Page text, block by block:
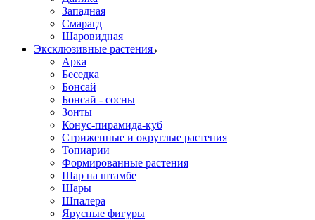
Западная
Смарагд
Шаровидная
Эксклюзивные растения
Арка
Беседка
Бонсай
Бонсай - сосны
Зонты
Конус-пирамида-куб
Стриженные и округлые растения
Топиарии
Формированные растения
Шар на штамбе
Шары
Шпалера
Ярусные фигуры